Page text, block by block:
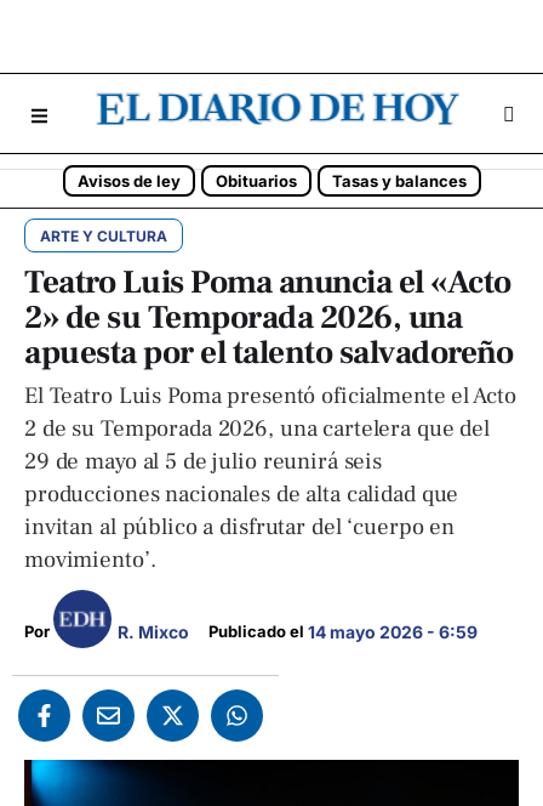
Avisos de ley Obituarios Tasas y balances
ARTE Y CULTURA
Teatro Luis Poma anuncia el «Acto
2» de su Temporada 2026, una
apuesta por el talento salvadoreño
El Teatro Luis Poma presentó oficialmente el Acto
2 de su Temporada 2026, una cartelera que del
29 de mayo al 5 de julio reunirá seis
producciones nacionales de alta calidad que
invitan al público a disfrutar del ‘cuerpo en
movimiento’.
Por R. Mixco Publicado el 14 mayo 2026 - 6:59